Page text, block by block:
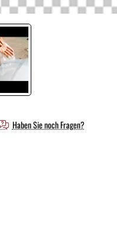
Haben Sie noch Fragen?